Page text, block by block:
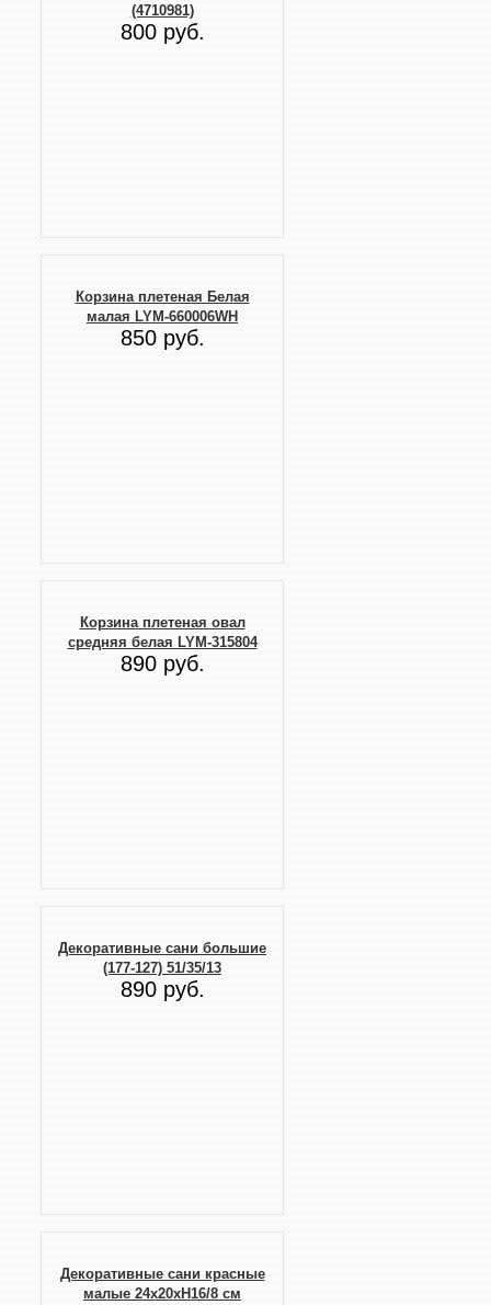
(4710981)
800 руб.
Корзина плетеная Белая
малая LYM-660006WH
850 руб.
Корзина плетеная овал
средняя белая LYM-315804
890 руб.
Декоративные сани большие
(177-127) 51/35/13
890 руб.
Декоративные сани красные
малые 24x20xH16/8 см